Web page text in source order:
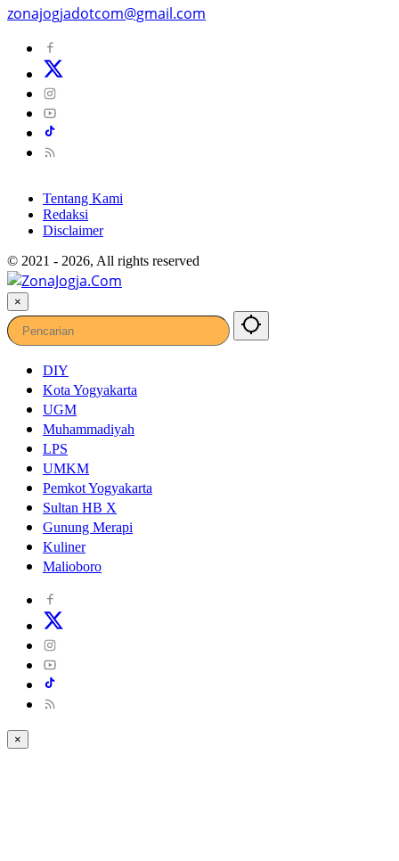
zonajogjadotcom@gmail.com
Tentang Kami
Redaksi
Disclaimer
© 2021 - 2026, All rights reserved
×
DIY
Kota Yogyakarta
UGM
Muhammadiyah
LPS
UMKM
Pemkot Yogyakarta
Sultan HB X
Gunung Merapi
Kuliner
Malioboro
×